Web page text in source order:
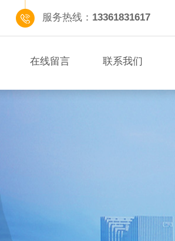
服务热线： 13361831617
在线留言 联系我们